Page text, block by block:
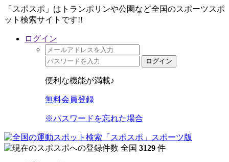
「スポスポ」はトランポリンや公園など全国のスポーツスポ
ット検索サイトです!!
ログイン
ログイン
便利な機能が満載♪
無料会員登録
※パスワードを忘れた場合
全国 3129 件